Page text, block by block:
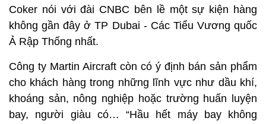
Coker nói với đài CNBC bên lề một sự kiện hàng
không gần đây ở TP Dubai - Các Tiểu Vương quốc
Ả Rập Thống nhất.
Công ty Martin Aircraft còn có ý định bán sản phẩm
cho khách hàng trong những lĩnh vực như dầu khí,
khoáng sản, nông nghiệp hoặc trường huấn luyện
bay, người giàu có… “Hầu hết máy bay không